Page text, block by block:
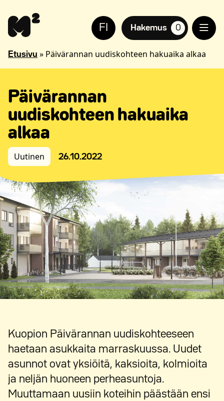
sisältöön
sivuston
käyttöön
FI Hakemus
suosikkiasuntoja,
0
Etusivu » Päivärannan uudiskohteen hakuaika alkaa
Päivärannan
uudiskohteen hakuaika
alkaa
Uutinen 26.10.2022
Kuopion Päivärannan uudiskohteeseen
haetaan asukkaita marraskuussa. Uudet
asunnot ovat yksiöitä, kaksioita, kolmioita
ja neljän huoneen perheasuntoja.
Muuttamaan uusiin koteihin päästään ensi